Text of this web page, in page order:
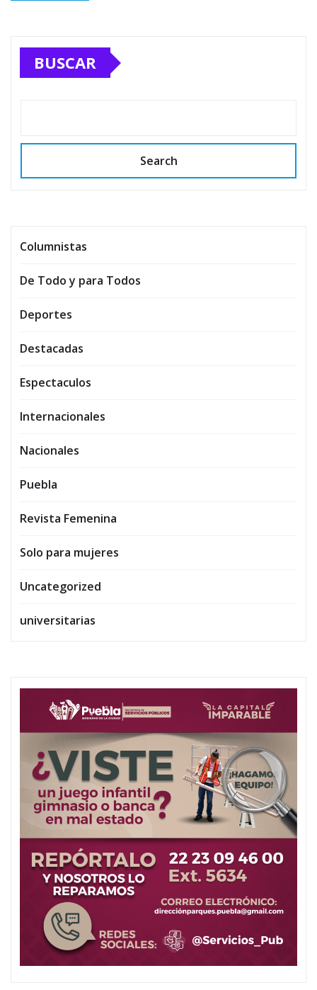
BUSCAR
Search
Columnistas
De Todo y para Todos
Deportes
Destacadas
Espectaculos
Internacionales
Nacionales
Puebla
Revista Femenina
Solo para mujeres
Uncategorized
universitarias